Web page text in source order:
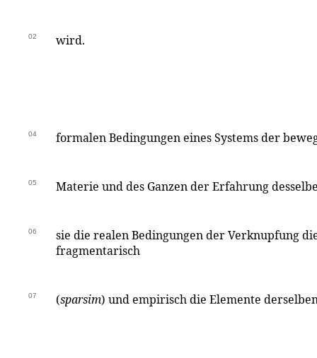
02 wird.
04 formalen Bedingungen eines Systems der
05 Materie und des Ganzen der Erfahrung
06
sie die realen Bedingungen der Verknupfung
fragmentarisch
07 (sparsim) und empirisch die Elemente